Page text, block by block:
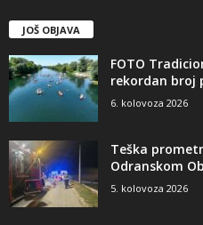
JOŠ OBJAVA
FOTO
rekordan broj
6. kolovoza 2026
Teška
Odranskom
5. kolovoza 2026